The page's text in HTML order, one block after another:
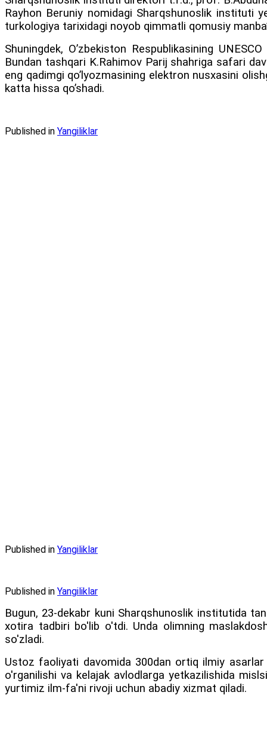
Rayhon Beruniy nomidagi Sharqshunoslik instituti
turkologiya tarixidagi noyob qimmatli qomusiy
Shuningdek, O’zbekiston Respublikasining
Bundan tashqari K.Rahimov Parij shahriga safari
eng qadimgi qo’lyozmasining elektron nusxasini
katta hissa qo’shadi.
Published in Yangiliklar
Published in Yangiliklar
Published in Yangiliklar
Bugun, 23-dekabr kuni Sharqshunoslik institutida
xotira tadbiri bo'lib o'tdi. Unda olimning
so'zladi.
Ustoz faoliyati davomida 300dan ortiq ilmiy
o'rganilishi va kelajak avlodlarga yetkazilishida
yurtimiz ilm-fa'ni rivoji uchun abadiy xizmat qiladi.